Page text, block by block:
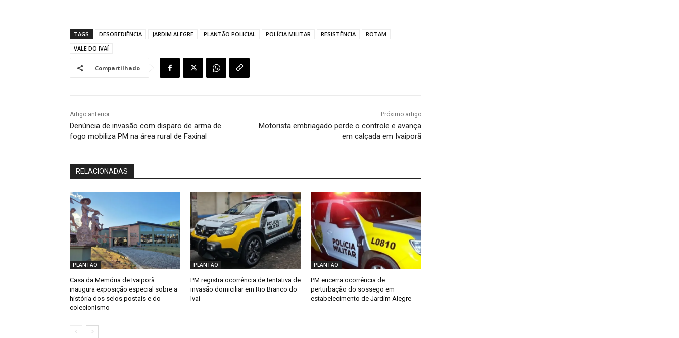
TAGS DESOBEDIÊNCIA JARDIM ALEGRE PLANTÃO POLICIAL POLÍCIA MILITAR RESISTÊNCIA
ROTAM
VALE DO IVAÍ
Compartilhado
Artigo anterior
Denúncia de invasão com disparo de arma de
fogo mobiliza PM na área rural de Faxinal
Próximo artigo
Motorista embriagado perde o controle e avança
em calçada em Ivaiporã
RELACIONADAS
PLANTÃO
Casa da Memória de Ivaiporã
inaugura exposição especial sobre a
história dos selos postais e do
colecionismo
PLANTÃO
PM registra ocorrência de tentativa de
invasão domiciliar em Rio Branco do
Ivaí
PLANTÃO
PM encerra ocorrência de
perturbação do sossego em
estabelecimento de Jardim Alegre